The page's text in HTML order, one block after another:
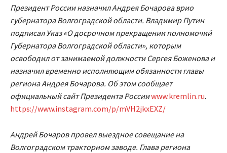
Президент России назначил Андрея Бочарова врио
губернатора Волгоградской области. Владимир Путин
подписал Указ «О досрочном прекращении полномочий
Губернатора Волгоградской области», которым
освободил от занимаемой должности Сергея Боженова и
назначил временно исполняющим обязанности главы
региона Андрея Бочарова. Об этом сообщает
официальный сайт Президента Россииwww.kremlin.ru.
https://www.instagram.com/p/mVH2jkxEXZ/
Андрей Бочаров провел выездное совещание на
Волгоградском тракторном заводе. Глава региона